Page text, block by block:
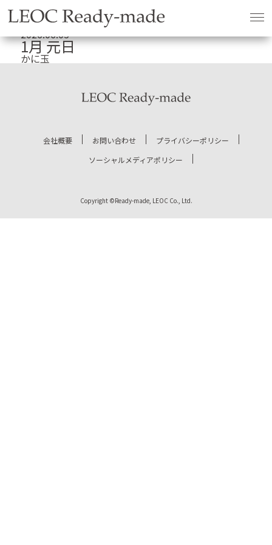
お知らせ
1月 元日
2026.06.05
1月 元日
かに玉
会社概要 お問い合わせ
プライバシーポリシー
ソーシャルメディアポリシー
Copyright ©Ready-made, LEOC Co., Ltd.